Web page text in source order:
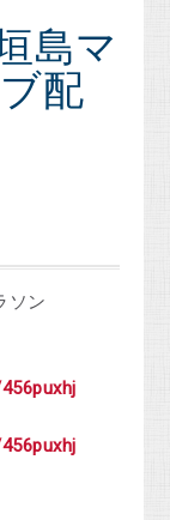
島マ
配
ソン